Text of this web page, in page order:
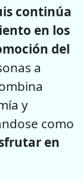
continúa
en los
del
a
y
como
en